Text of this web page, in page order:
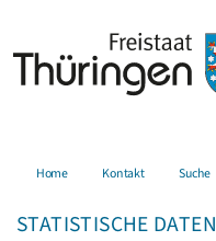
Home Kontakt Suche
STATISTISCHE DATEN